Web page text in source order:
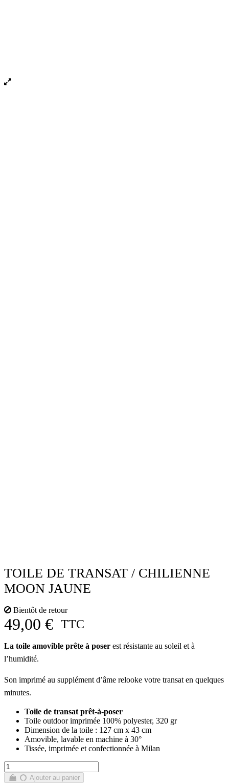
TOILE DE TRANSAT / CHILIENNE
MOON JAUNE
Bientôt de retour
49,00 € TTC
La toile amovible prête à poser est résistante au soleil et à
l’humidité.
Son imprimé au supplément d’âme relooke votre transat en quelques
minutes.
Toile de transat prêt-à-poser
Toile outdoor imprimée 100% polyester, 320 gr
Dimension de la toile : 127 cm x 43 cm
Amovible, lavable en machine à 30°
Tissée, imprimée et confectionnée à Milan
Ajouter au panier